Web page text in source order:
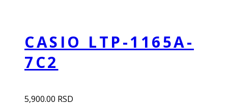
CASIO LTP-1165A-
7C2
5,900.00 RSD